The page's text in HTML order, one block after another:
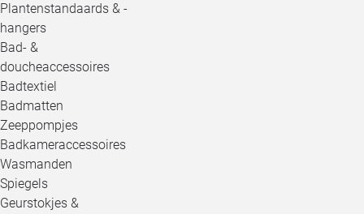
Plantenstandaards & -
hangers
Bad- &
doucheaccessoires
Badtextiel
Badmatten
Zeeppompjes
Badkameraccessoires
Wasmanden
Spiegels
Geurstokjes &